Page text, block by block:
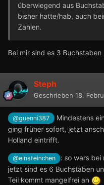
überwiegend aus
bisher hatte/hab, auch
Zahlen.
Bei mir sind es 3 Buchstaben
Steph
Geschrieben 18.
@guenni387
Mindestens
ging früher sofort, jetzt
Holland eintrifft.
@einsteinchen
: so wars bei
jetzt sind es 6 Buchstaben
Teil kommt mangelfrei an